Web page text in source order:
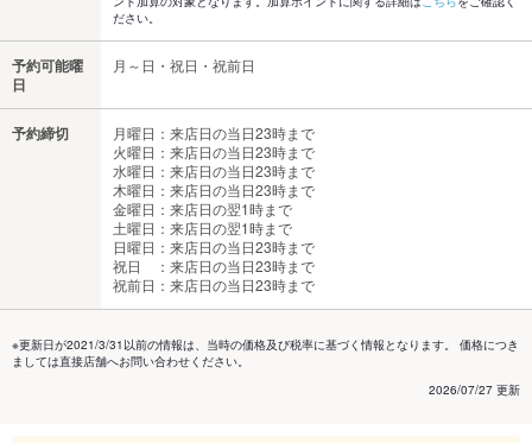
ださい。
予約可能曜
日
月～日・祝日・祝前日
予約締切
月曜日：来店日の当日23時まで
火曜日：来店日の当日23時まで
水曜日：来店日の当日23時まで
木曜日：来店日の当日23時まで
金曜日：来店日の翌1時まで
土曜日：来店日の翌1時まで
日曜日：来店日の当日23時まで
祝日 ：来店日の当日23時まで
祝前日：来店日の当日23時まで
※更新日が2021/3/31以前の情報は、当時の価格及び税率に基づく情報となります。 価格につき
ましては直接店舗へお問い合わせください。
2026/07/27 更新